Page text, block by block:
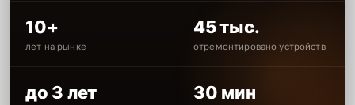
10+
лет на рынке
45 тыс.
отремонтировано устройств
до 3 лет 30 мин